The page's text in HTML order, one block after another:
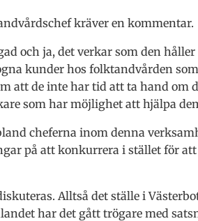
kräver en kommentar.
och ja, det verkar som den håller
kunder hos folktandvården
att de inte har tid att ta hand om
som har möjlighet att hjälpa
cheferna inom denna
på att konkurrera i stället för att
Alltså det ställe i
har det gått trögare med